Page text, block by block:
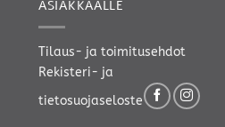
ASIAKKAALLE
Tilaus- ja toimitusehdot
Rekisteri- ja
tietosuojaseloste